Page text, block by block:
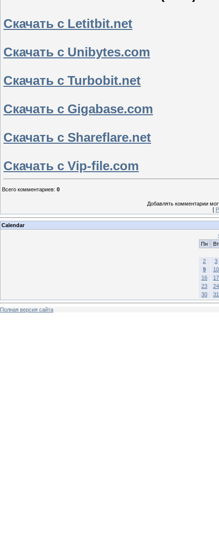
Скачать с Letitbit.net
Скачать с Unibytes.com
Скачать с Turbobit.net
Скачать с Gigabase.com
Скачать с Shareflare.net
Скачать с Vip-file.com
Всего комментариев: 0
Добавлять комментарии
[
Calendar
Пн
Вт
2
3
9
10
16
17
23
24
30
31
Полная версия сайта